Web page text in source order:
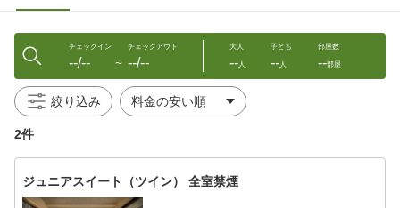
チェックイン
--/-- 〜
チェックアウト
--/--
大人
--人
子ども
--人
部屋数
--部屋
絞り込み
2件
ジュニアスイート（ツイン） 全室禁煙